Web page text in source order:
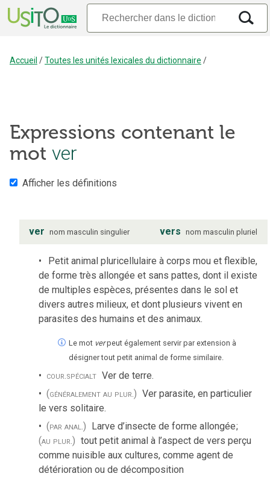
Accueil /Toutes les unités lexicales du dictionnaire /
Expressions contenant le
mot ver
Afficher les définitions
ver nom masculin singulier vers nom masculin pluriel
Petit animal pluricellulaire à corps mou et flexible,
de forme très allongée et sans pattes, dont il existe
de multiples espèces, présentes dans le sol et
divers autres milieux, et dont plusieurs vivent en
parasites des humains et des animaux.
Le mot ver peut également servir par extension à
désigner tout petit animal de forme similaire.
cour.spécialt Ver de terre.
(généralement au plur.) Ver parasite, en particulier
le vers solitaire.
(par anal.) Larve d’insecte de forme allongée;
(au plur.) tout petit animal à l’aspect de vers perçu
comme nuisible aux cultures, comme agent de
détérioration ou de décomposition